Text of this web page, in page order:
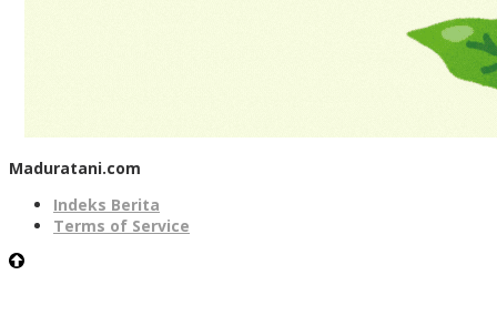
Maduratani.com
Indeks Berita
Terms of Service